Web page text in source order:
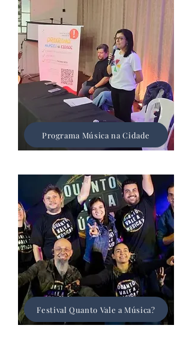
Programa Música na Cidade
Festival Quanto Vale a Música?